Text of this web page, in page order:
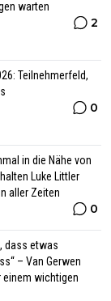
warten
2
Teilnehmerfeld,
0
in die Nähe von
Luke Littler
aller Zeiten
0
dass etwas
– Van Gerwen
einem wichtigen